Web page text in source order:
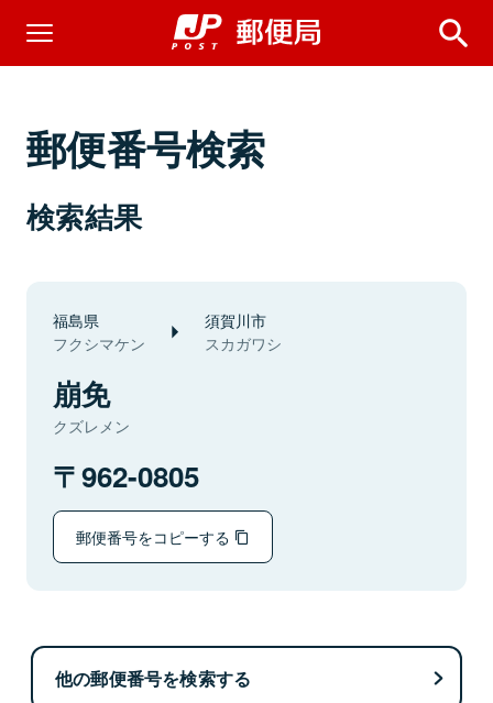
郵便番号検索
検索結果
福島県
フクシマケン
須賀川市
スカガワシ
崩免
クズレメン
962-0805
郵便番号をコピーする
他の郵便番号を検索する